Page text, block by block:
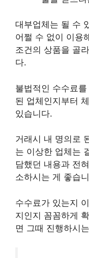
대부업체는 될 수
어쩔 수 없이 이용
조건의 상품을 골
다.
불법적인 수수료
된 업체인지부터
있습니다.
거래시 내 명의로
는 이상한 업체는
담했던 내용과 전
소하시는 게 좋습
수수료가 있는지
지인지 꼼꼼하게
면 그때 진행하시